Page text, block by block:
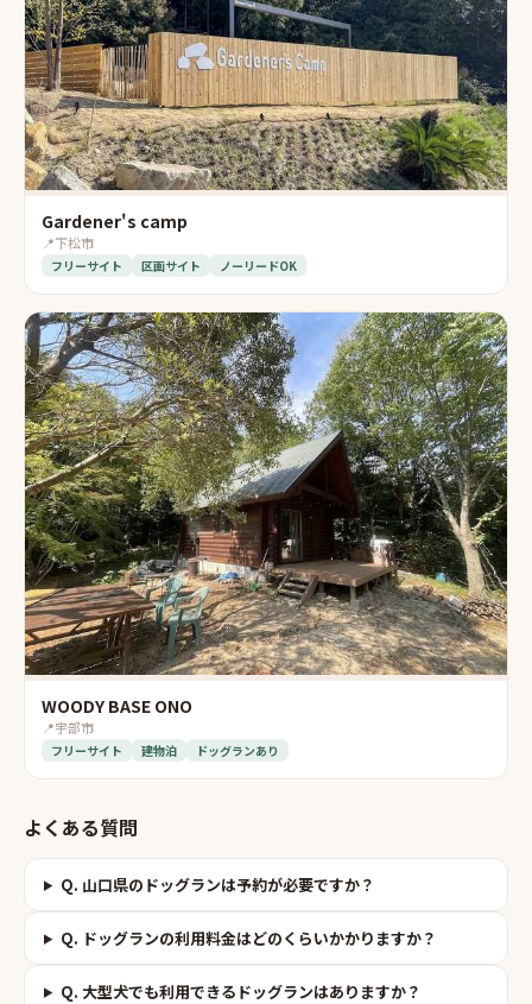
Gardener's camp
📍下松市
フリーサイト 区画サイト ノーリードOK
WOODY BASE ONO
📍宇部市
フリーサイト 建物泊 ドッグランあり
よくある質問
Q. 山口県のドッグランは予約が必要ですか？
Q. ドッグランの利用料金はどのくらいかかりますか？
Q. 大型犬でも利用できるドッグランはありますか？